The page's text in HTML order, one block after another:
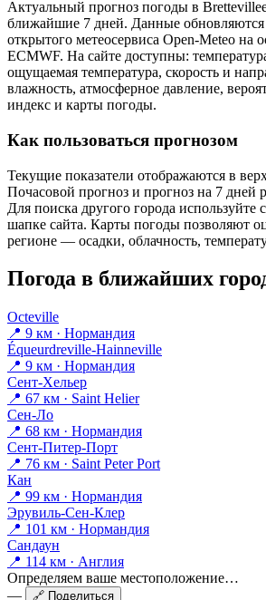
Актуальный прогноз погоды в
ближайшие 7 дней. Данные
открытого метеосервиса Open-Meteo на
ECMWF. На сайте доступны:
ощущаемая температура, скорость и
влажность, атмосферное давление,
индекс и карты погоды.
Как пользоваться прогнозом
Текущие показатели отображаются в
Почасовой прогноз и прогноз на 7 дней
Для поиска другого города используйте
шапке сайта. Карты погоды позволяют
регионе — осадки, облачность,
Погода в ближайших
Octeville
📍 9 км · Нормандия
Équeurdreville-Hainneville
📍 9 км · Нормандия
Сент-Хельер
📍 67 км · Saint Helier
Сен-Ло
📍 68 км · Нормандия
Сент-Питер-Порт
📍 76 км · Saint Peter Port
Кан
📍 99 км · Нормандия
Эрувиль-Сен-Клер
📍 101 км · Нормандия
Сандаун
📍 114 км · Англия
Определяем ваше местоположение…
—
🔗 Поделиться